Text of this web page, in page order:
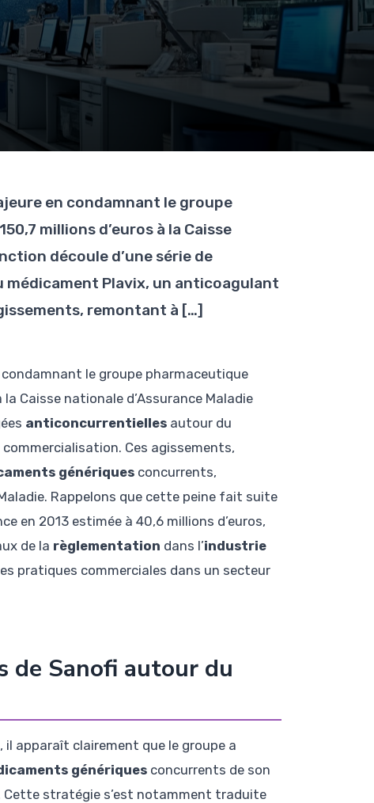
en condamnant le groupe
millions d’euros à la Caisse
découle d’une série de
Plavix, un anticoagulant
remontant à […]
condamnant le groupe pharmaceutique
la Caisse nationale d’Assurance Maladie
anticoncurrentielles autour du
Ces agissements,
génériques concurrents,
Rappelons que cette peine fait suite
en 2013 estimée à 40,6 millions d’euros,
de la règlementation dans l’industrie
pratiques commerciales dans un secteur
de Sanofi autour du
il apparaît clairement que le groupe a
génériques concurrents de son
Cette stratégie s’est notamment traduite